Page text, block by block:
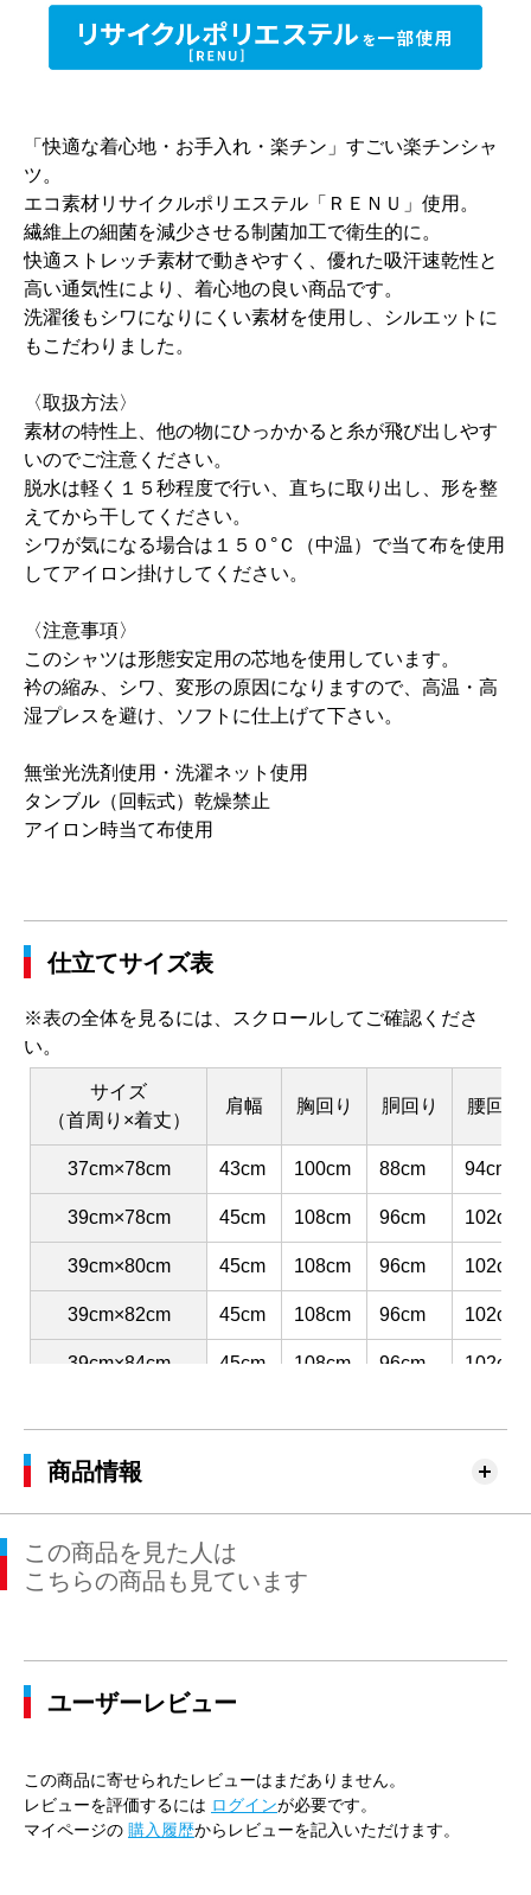
「快適な着心地・お手入れ・楽チン」すごい楽チンシャ
ツ。
エコ素材リサイクルポリエステル「ＲＥＮＵ」使用。
繊維上の細菌を減少させる制菌加工で衛生的に。
快適ストレッチ素材で動きやすく、優れた吸汗速乾性と
高い通気性により、着心地の良い商品です。
洗濯後もシワになりにくい素材を使用し、シルエットに
もこだわりました。
〈取扱方法〉
素材の特性上、他の物にひっかかると糸が飛び出しやす
いのでご注意ください。
脱水は軽く１５秒程度で行い、直ちに取り出し、形を整
えてから干してください。
シワが気になる場合は１５０°Ｃ（中温）で当て布を使用
してアイロン掛けしてください。
〈注意事項〉
このシャツは形態安定用の芯地を使用しています。
衿の縮み、シワ、変形の原因になりますので、高温・高
湿プレスを避け、ソフトに仕上げて下さい。
無蛍光洗剤使用・洗濯ネット使用
タンブル（回転式）乾燥禁止
アイロン時当て布使用
仕立てサイズ表
※表の全体を見るには、スクロールしてご確認くださ
い。
サイズ
（首周り×着丈）
肩幅 胸回り 胴回り 腰回り
37cm×78cm 43cm 100cm 88cm 94cm
39cm×78cm 45cm 108cm 96cm 102cm
39cm×80cm 45cm 108cm 96cm 102cm
39cm×82cm 45cm 108cm 96cm 102cm
39cm×84cm 45cm 108cm 96cm 102cm
41cm×82cm
41cm×84cm 47cm 116cm 104cm 110cm
41cm×86cm 47cm
43cm×86cm 49cm
45cm×86cm 51cm 128cm
商品情報
この商品を見た人は
こちらの商品も見ています
ユーザーレビュー
この商品に寄せられたレビューはまだありません。
レビューを評価するには ログインが必要です。
マイページの 購入履歴からレビューを記入いただけます。